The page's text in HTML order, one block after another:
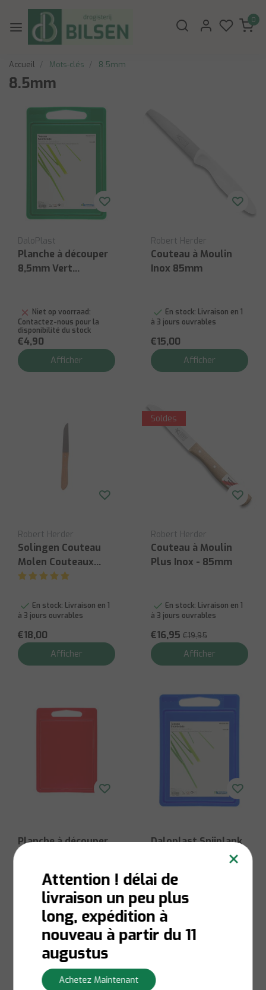
0
Accueil Mots-clés 8.5mm
8.5mm
DaloPlast
Planche à découper
8,5mm Vert
Niet op voorraad:
Contactez-nous pour la
disponibilité du stock
€4,90
Afficher
Robert Herder
Couteau à Moulin
Inox 85mm
En stock: Livraison en 1
à 3 jours ouvrables
€15,00
Afficher
Robert Herder
Solingen Couteau
Molen Couteaux
d’office Molen Lame
mmEn stock: Livraison en 1
à 3 jours ouvrables
€18,00
Afficher
Soldes
Robert Herder
Couteau à Moulin
Plus Inox - 85mm
En stock: Livraison en 1
à 3 jours ouvrables
€16,95 €19,95
Afficher
Planche à découper
Niet op voorraad:
Contactez-nous pour la
disponibilité du stock
Afficher
Daloplast Snijplank
Niet op voorraad:
Contactez-nous pour la
disponibilité du stock
€4,90
×
Attention ! délai de
livraison un peu plus
long, expédition à
nouveau à partir du 11
augustus
Achetez Maintenant